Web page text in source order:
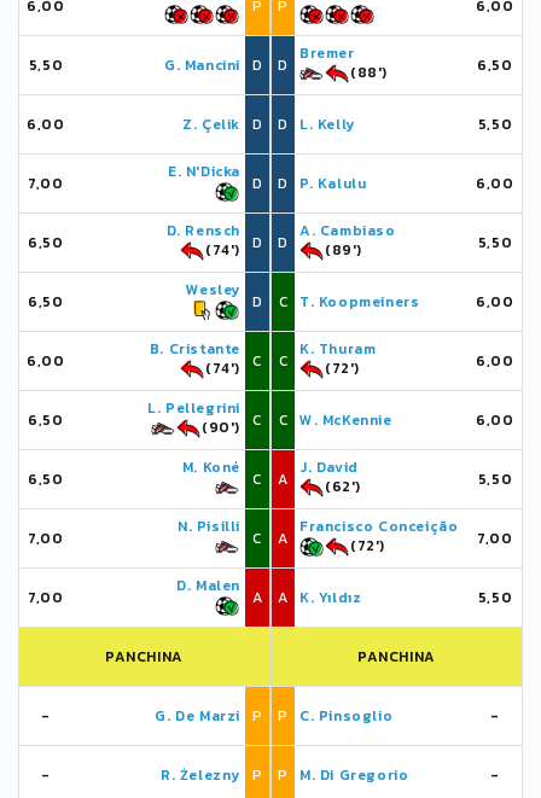
6,00 P
5,50 G. Mancini D
6,00 Z. Çelik D
7,00
E. N'Dicka
D
6,50
D. Rensch
(74')
D
6,50
Wesley
D
6,00
B. Cristante
(74')
C
6,50
L. Pellegrini
(90')
C
6,50
M. Koné
C
7,00
N. Pisilli
C
7,00
D. Malen
A
PANCHINA
- G. De Marzi P
- R. Żelezny P
P 6,00
D
Bremer
(88')
6,50
D L. Kelly 5,50
D P. Kalulu 6,00
D
A. Cambiaso
(89')
5,50
C T. Koopmeiners 6,00
C
K. Thuram
(72')
6,00
C W. McKennie 6,00
A
J. David
(62')
5,50
A
Francisco Conceição
(72')
7,00
A K. Yıldız 5,50
PANCHINA
P C. Pinsoglio -
P M. Di Gregorio -